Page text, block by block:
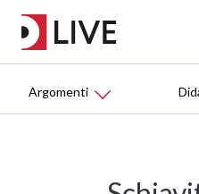
Argomenti